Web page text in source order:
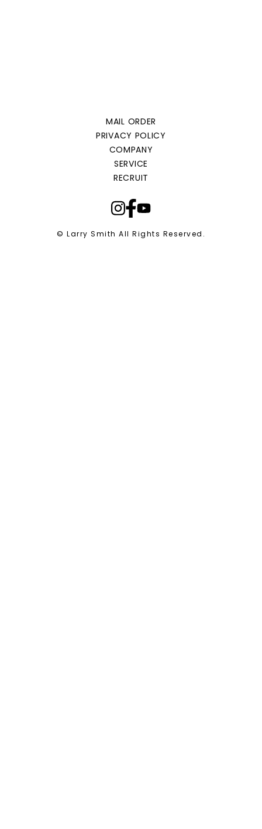
MAIL ORDER
PRIVACY POLICY
COMPANY
SERVICE
RECRUIT
© Larry Smith All Rights Reserved.